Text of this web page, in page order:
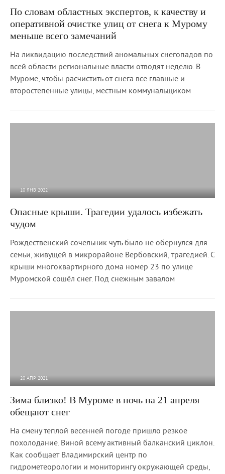
По словам областных экспертов, к качеству и
оперативной очистке улиц от снега к Мурому
меньше всего замечаний
На ликвидацию последствий аномальных снегопадов по
всей области региональные власти отводят неделю. В
Муроме, чтобы расчистить от снега все главные и
второстепенные улицы, местным коммунальщиком
10 ЯНВ 2022
Опасные крыши. Трагедии удалось избежать
чудом
Рождественский сочельник чуть было не обернулся для
семьи, живущей в микрорайоне Вербовский, трагедией. С
крыши многоквартирного дома номер 23 по улице
Муромской сошёл снег. Под снежным завалом
20 АПР 2021
Зима близко! В Муроме в ночь на 21 апреля
обещают снег
На смену теплой весенней погоде пришло резкое
похолодание. Виной всему активный балканский циклон.
Как сообщает Владимирский центр по
гидрометеорологии и мониторингу окружающей среды,